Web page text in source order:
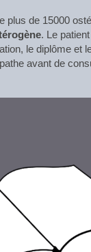
plus de 15000
. Le
le diplôme et
avant de